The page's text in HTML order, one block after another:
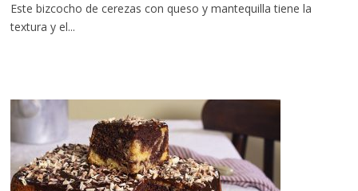
Este bizcocho de cerezas con queso y mantequilla tiene la
textura y el...